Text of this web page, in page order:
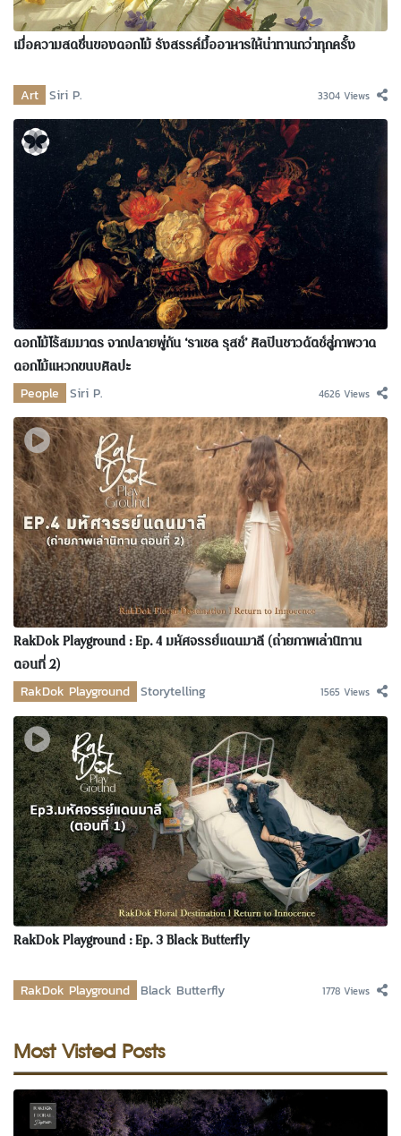
เมื่อความสดชื่นของดอกไม้ รังสรรค์มื้ออาหารให้น่าทานกว่าทุกครั้ง
Art Siri P. 3304 Views
ดอกไม้ไร้สมมาตร จากปลายพู่กัน ‘ราเชล รุสช์’ ศิลปินชาวดัตช์สู่ภาพวาด
ดอกไม้แหวกขนบศิลปะ
People Siri P. 4626 Views
RakDok Playground : Ep. 4 มหัศจรรย์แดนมาลี (ถ่ายภาพเล่านิทาน
ตอนที่ 2)
RakDok Playground Storytelling 1565 Views
RakDok Playground : Ep. 3 Black Butterfly
RakDok Playground Black Butterfly 1778 Views
Most Visted Posts